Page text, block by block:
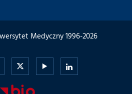
Medyczny 1996-2026
Uniwersytet
Gdański
Uniwersytet
GdańskiGdański